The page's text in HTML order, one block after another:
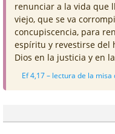
renunciar a la vida que
viejo, que se va
concupiscencia, para
espíritu y revestirse del
Dios en la justicia y en
Ef 4,17 – lectura de la misa